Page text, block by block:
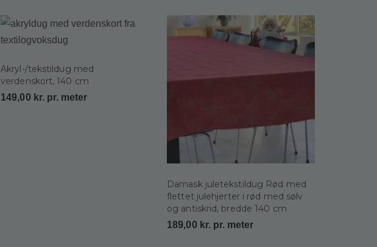
Akryl-/tekstildug med
verdenskort, 140 cm
149,00 kr. pr. meter
Damask juletekstildug Rød med
flettet julehjerter i rød med sølv
og antiskrid, bredde 140 cm
189,00 kr. pr. meter